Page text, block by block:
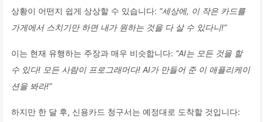
상황이 어떤지 쉽게 상상할 수 있습니다: “세상에, 이 작은 카드를
가게에서 스치기만 하면 내가 원하는 것을 다 살 수 있다니!”
이는 현재 유행하는 주장과 매우 비슷합니다: “AI는 모든 것을 할
수 있다! 모든 사람이 프로그래머다! AI가 만들어 준 이 애플리케이
션을 봐라!”
하지만 한 달 후, 신용카드 청구서는 예정대로 도착할 것입니다: